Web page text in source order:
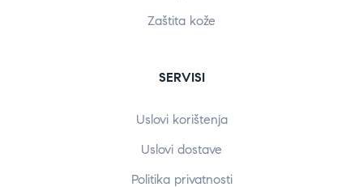
Zaštita kože
SERVISI
Uslovi korištenja
Uslovi dostave
Politika privatnosti